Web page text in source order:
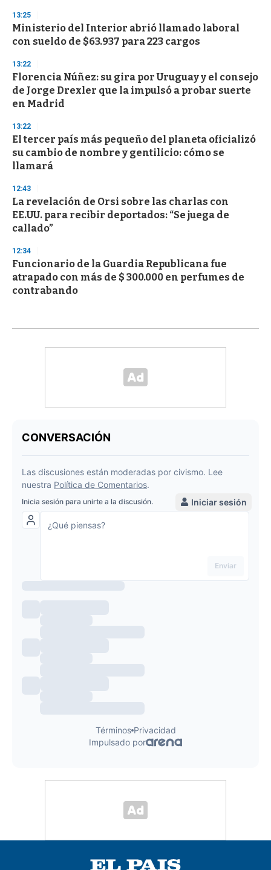
13:25
Ministerio del Interior abrió llamado laboral
con sueldo de $63.937 para 223 cargos
13:22
Florencia Núñez: su gira por Uruguay y el consejo
de Jorge Drexler que la impulsó a probar suerte
en Madrid
13:22
El tercer país más pequeño del planeta oficializó
su cambio de nombre y gentilicio: cómo se
llamará
12:43
La revelación de Orsi sobre las charlas con
EE.UU. para recibir deportados: “Se juega de
callado”
12:34
Funcionario de la Guardia Republicana fue
atrapado con más de $ 300.000 en perfumes de
contrabando